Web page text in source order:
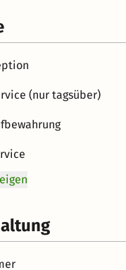
(nur tagsüber)